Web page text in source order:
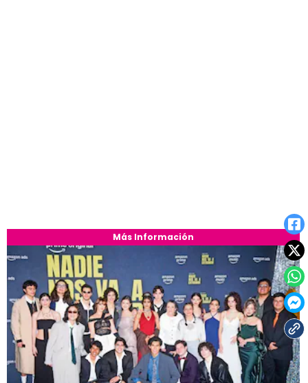
Más Información